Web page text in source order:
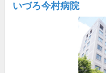
いづろ今村病院